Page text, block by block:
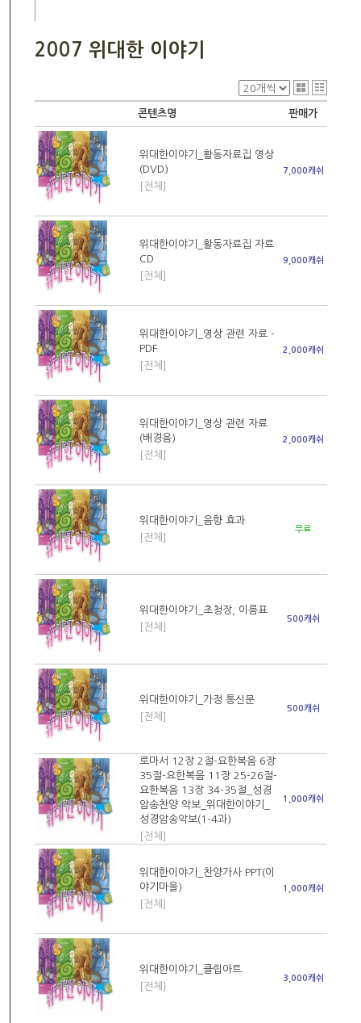
2007 위대한 이야기
콘텐츠명 판매가
위대한이야기_활동자료집 영상
(DVD)
[전체]
7,000캐쉬
위대한이야기_활동자료집 자료
CD
[전체]
9,000캐쉬
위대한이야기_영상 관련 자료 -
PDF
[전체]
2,000캐쉬
위대한이야기_영상 관련 자료
(배경음)
[전체]
2,000캐쉬
위대한이야기_음향 효과
[전체]
무료
위대한이야기_초청장, 이름표
[전체]
500캐쉬
위대한이야기_가정 통신문
[전체]
500캐쉬
로마서 12장 2절-요한복음 6장
35절-요한복음 11장 25-26절-
요한복음 13장 34-35절_성경
암송찬양 악보_위대한이야기_
성경암송악보(1-4과)
[전체]
1,000캐쉬
위대한이야기_찬양가사 PPT(이
야기마을)
[전체]
1,000캐쉬
위대한이야기_클립아트
[전체]
3,000캐쉬